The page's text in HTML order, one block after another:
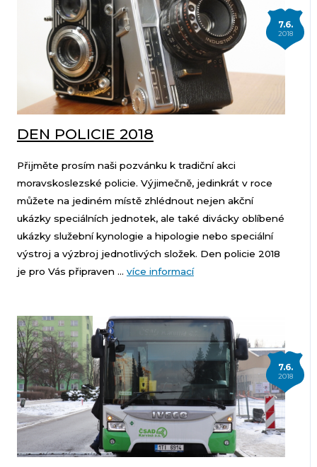
7.6.
2018
DEN POLICIE 2018
Přijměte prosím naši pozvánku k tradiční akci
moravskoslezské policie. Výjimečně, jedinkrát v roce
můžete na jediném místě zhlédnout nejen akční
ukázky speciálních jednotek, ale také divácky oblíbené
ukázky služební kynologie a hipologie nebo speciální
výstroj a výzbroj jednotlivých složek. Den policie 2018
je pro Vás připraven ... více informací
7.6.
2018